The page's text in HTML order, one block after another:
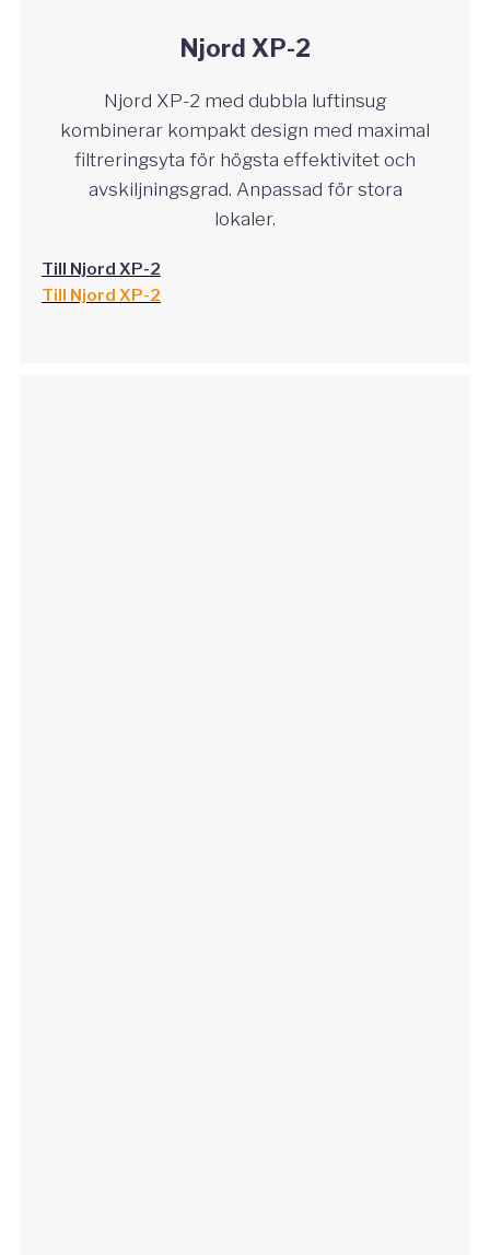
Njord XP-2
Njord XP-2 med dubbla luftinsug
kombinerar kompakt design med maximal
filtreringsyta för högsta effektivitet och
avskiljningsgrad. Anpassad för stora
lokaler.
Till Njord XP-2
Till Njord XP-2